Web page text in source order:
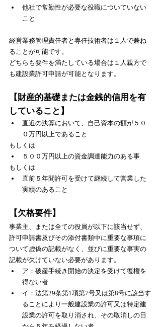
他社で常勤性が必要な役職についていない
こと
経営業務管理責任者と専任技術者は１人で兼ね
ることが可能です。
どちらも要件を満たしている場合は１人親方で
も建設業許可申請が可能となります。
【財産的基礎または金銭的信用を有
していること】
直近の決算において、自己資本の額が５０
０万円以上であること
もしくは
５００万円以上の資金調達能力のある事
もしくは
直前５年間許可を受けて継続して営業した
実績のあること
【欠格要件】
事業主、または全ての役員が以下に該当せず、
許可申請書及びその添付書類中に重要な事項に
ついて虚偽の記載がなく、並びに重要な事実の
記載が欠けていない必要があります。
ア：破産手続き開始の決定を受けて復権を
得ない者
イ：法第29条第1項第7号又は第8号に該当す
ることにより一般建設業の許可又は特定建
設業の許可を取り消され、その取消しの日